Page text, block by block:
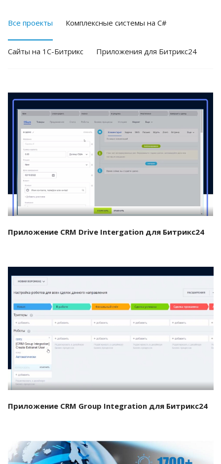
Все проекты Комплексные системы на C#
Cайты на 1С-Битрикс Приложения для Битрикс24
Смотреть проект
Приложение CRM Drive Intergation для Битрикс24
Смотреть проект
Приложение CRM Group Integration для Битрикс24